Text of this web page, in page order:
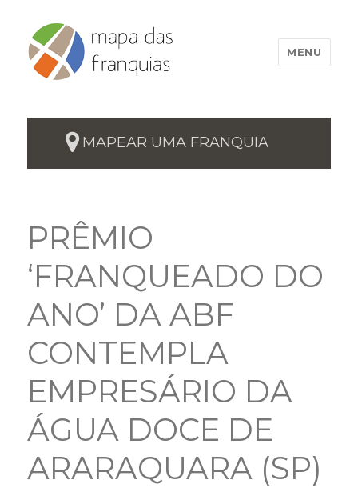
MENU
MAPEAR UMA FRANQUIA
PRÊMIO
‘FRANQUEADO DO
ANO’ DA ABF
CONTEMPLA
EMPRESÁRIO DA
ÁGUA DOCE DE
ARARAQUARA (SP)